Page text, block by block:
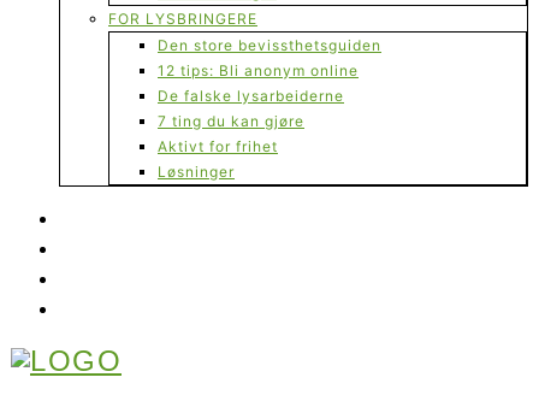
FOR LYSBRINGERE
Den store bevissthetsguiden
12 tips: Bli anonym online
De falske lysarbeiderne
7 ting du kan gjøre
Aktivt for frihet
Løsninger